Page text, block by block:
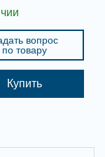
вопрос
по товару
Купить